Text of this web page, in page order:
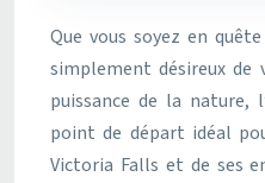
Que vous soyez en
simplement désireux de
puissance de la nature,
point de départ idéal
Victoria Falls et de ses